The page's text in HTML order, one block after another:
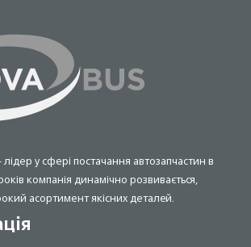
у сфері постачання автозапчастин в
компанія динамічно розвивається,
асортимент якісних деталей.